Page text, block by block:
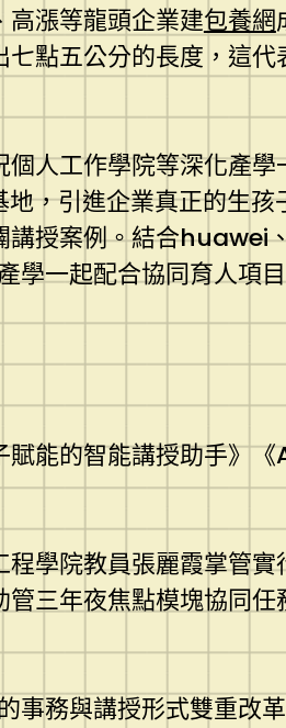
漲等龍頭企業建包養網
點五公分的長度，這
人工作學院等深化產學
，引進企業真正的生
授案例。結合huawei
學一起配合協同育人項
賦能的智能講授助手》
學院教員張麗霞掌管實
三年夜焦點模塊協同
事務與講授形式雙重改